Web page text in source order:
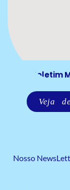
Boletim
Veja
Nosso